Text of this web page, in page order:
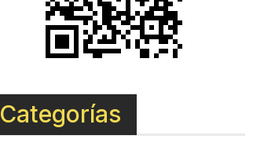
Categorías